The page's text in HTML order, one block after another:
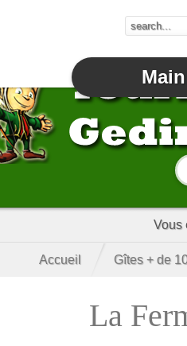
Vous
Accueil Gîtes + de
La